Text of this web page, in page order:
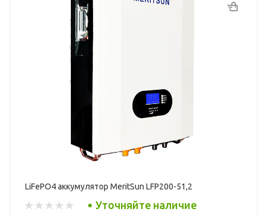
LiFePO4 аккумулятор MeritSun LFP200-51,2
Уточняйте наличие